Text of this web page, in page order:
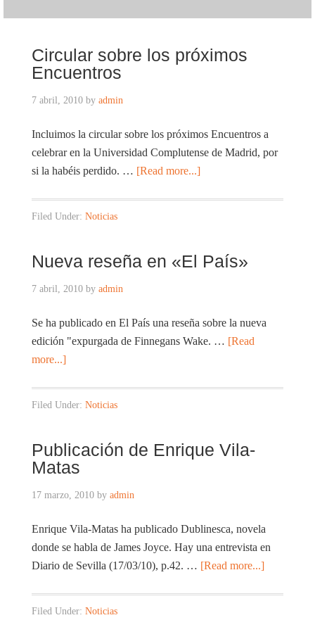
Circular sobre los próximos
Encuentros
7 abril, 2010by admin
Incluimos la circular sobre los próximos Encuentros a
celebrar en la Universidad Complutense de Madrid, por
si la habéis perdido. … [Read more...]
Filed Under: Noticias
Nueva reseña en «El País»
7 abril, 2010by admin
Se ha publicado en El País una reseña sobre la nueva
edición "expurgada de Finnegans Wake. … [Read
more...]
Filed Under: Noticias
Publicación de Enrique Vila-
Matas
17 marzo, 2010by admin
Enrique Vila-Matas ha publicado Dublinesca, novela
donde se habla de James Joyce. Hay una entrevista en
Diario de Sevilla (17/03/10), p.42. … [Read more...]
Filed Under: Noticias